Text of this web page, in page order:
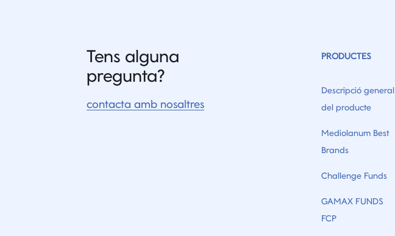
Tens alguna
pregunta?
contacta amb nosaltres
PRODUCTES
Descripció general
del producte
Mediolanum Best
Brands
Challenge Funds
GAMAX FUNDS
FCP